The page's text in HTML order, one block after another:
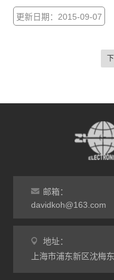
更新日期：2015-09-07
邮箱：
davidkoh@163.com
地址：
上海市浦东新区沈梅